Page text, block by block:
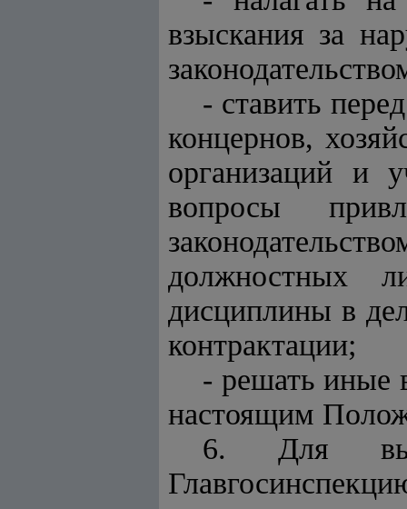
взыскания за
- ставить
концернов,
организаций и
вопросы
должностных
дисциплины в
контрактации;
- решать иные
настоящим
6. Для